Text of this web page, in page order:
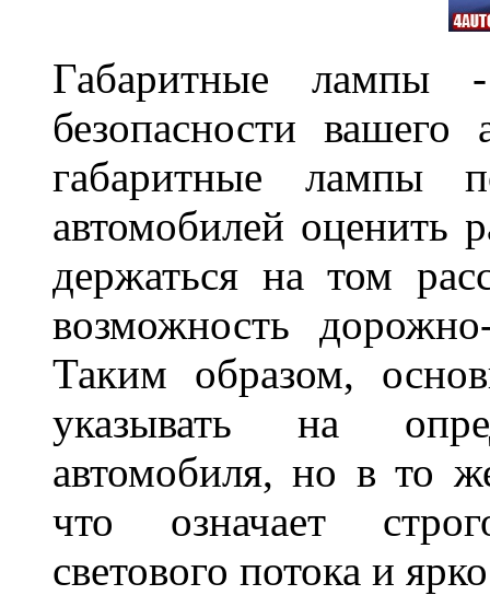
Габаритные лампы
безопасности
габаритные лампы
автомобилей оценить
держаться на том
возможность
Таким образом,
указывать на
автомобиля, но в то
что означает
светового потока и